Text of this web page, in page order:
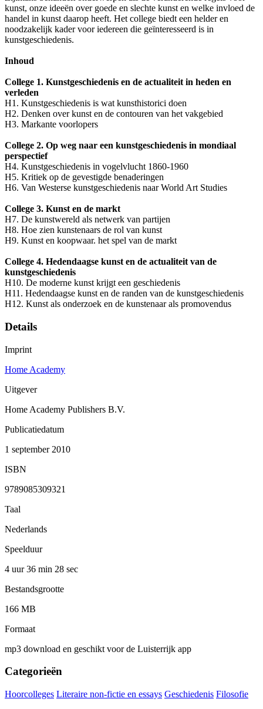
kunst, onze ideeën over goede en slechte kunst en welke invloed de
handel in kunst daarop heeft. Het college biedt een helder en
noodzakelijk kader voor iedereen die geïnteresseerd is in
kunstgeschiedenis.
Inhoud
College 1. Kunstgeschiedenis en de actualiteit in heden en
verleden
H1. Kunstgeschiedenis is wat kunsthistorici doen
H2. Denken over kunst en de contouren van het vakgebied
H3. Markante voorlopers
College 2. Op weg naar een kunstgeschiedenis in mondiaal
perspectief
H4. Kunstgeschiedenis in vogelvlucht 1860-1960
H5. Kritiek op de gevestigde benaderingen
H6. Van Westerse kunstgeschiedenis naar World Art Studies
College 3. Kunst en de markt
H7. De kunstwereld als netwerk van partijen
H8. Hoe zien kunstenaars de rol van kunst
H9. Kunst en koopwaar. het spel van de markt
College 4. Hedendaagse kunst en de actualiteit van de
kunstgeschiedenis
H10. De moderne kunst krijgt een geschiedenis
H11. Hedendaagse kunst en de randen van de kunstgeschiedenis
H12. Kunst als onderzoek en de kunstenaar als promovendus
Details
Imprint
Home Academy
Uitgever
Home Academy Publishers B.V.
Publicatiedatum
1 september 2010
ISBN
9789085309321
Taal
Nederlands
Speelduur
4 uur 36 min 28 sec
Bestandsgrootte
166 MB
Formaat
mp3 download en geschikt voor de Luisterrijk app
Categorieën
Hoorcolleges Literaire non-fictie en essays Geschiedenis Filosofie